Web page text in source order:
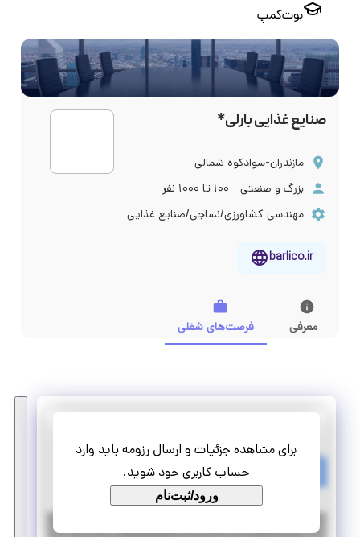
بوت‌کمپ
صنایع غذایی بارلی*
مازندران-سوادکوه شمالی
بزرگ و صنعتی - ۱۰۰ تا ۱۰۰۰ نفر
مهندسی کشاورزی/نساجی/صنایع غذایی
barlico.ir
معرفی فرصت‌های شغلی
برای مشاهده جزئیات و ارسال رزومه باید وارد
حساب کاربری خود شوید.
ورود/ثبت‌نام
استخدام تکنسین فنی
تمام وقت استخدام
مازندران |۴ سال پیش | منقضی شده جزئیات بیشتر